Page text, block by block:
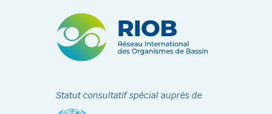
Statut consultatif spécial auprès de